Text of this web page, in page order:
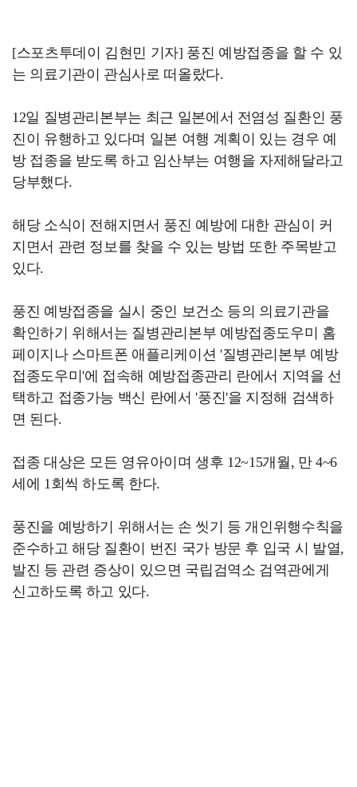
[스포츠투데이 김현민 기자] 풍진 예방접종을 할 수 있
는 의료기관이 관심사로 떠올랐다.
12일 질병관리본부는 최근 일본에서 전염성 질환인 풍
진이 유행하고 있다며 일본 여행 계획이 있는 경우 예
방 접종을 받도록 하고 임산부는 여행을 자제해달라고
당부했다.
해당 소식이 전해지면서 풍진 예방에 대한 관심이 커
지면서 관련 정보를 찾을 수 있는 방법 또한 주목받고
있다.
풍진 예방접종을 실시 중인 보건소 등의 의료기관을
확인하기 위해서는 질병관리본부 예방접종도우미 홈
페이지나 스마트폰 애플리케이션 '질병관리본부 예방
접종도우미'에 접속해 예방접종관리 란에서 지역을 선
택하고 접종가능 백신 란에서 '풍진'을 지정해 검색하
면 된다.
접종 대상은 모든 영유아이며 생후 12~15개월, 만 4~6
세에 1회씩 하도록 한다.
풍진을 예방하기 위해서는 손 씻기 등 개인위행수칙을
준수하고 해당 질환이 번진 국가 방문 후 입국 시 발열,
발진 등 관련 증상이 있으면 국립검역소 검역관에게
신고하도록 하고 있다.